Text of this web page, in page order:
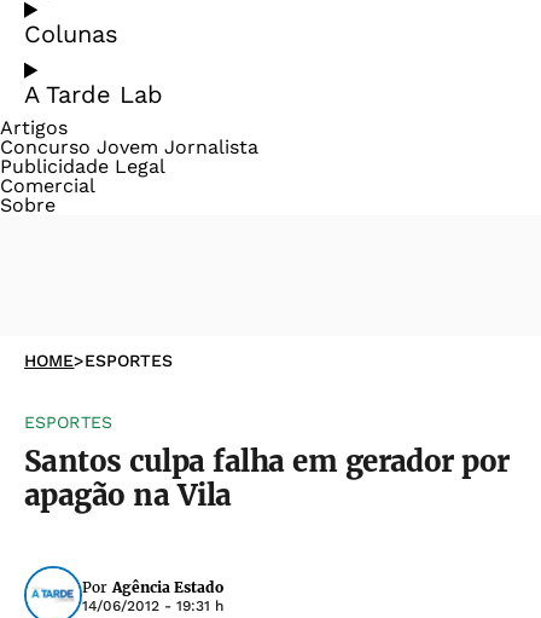
Colunas
A Tarde Lab
Artigos
Concurso Jovem Jornalista
Publicidade Legal
Comercial
Sobre
HOME>ESPORTES
ESPORTES
Santos culpa falha em gerador por
apagão na Vila
Por Agência Estado
14/06/2012 - 19:31 h